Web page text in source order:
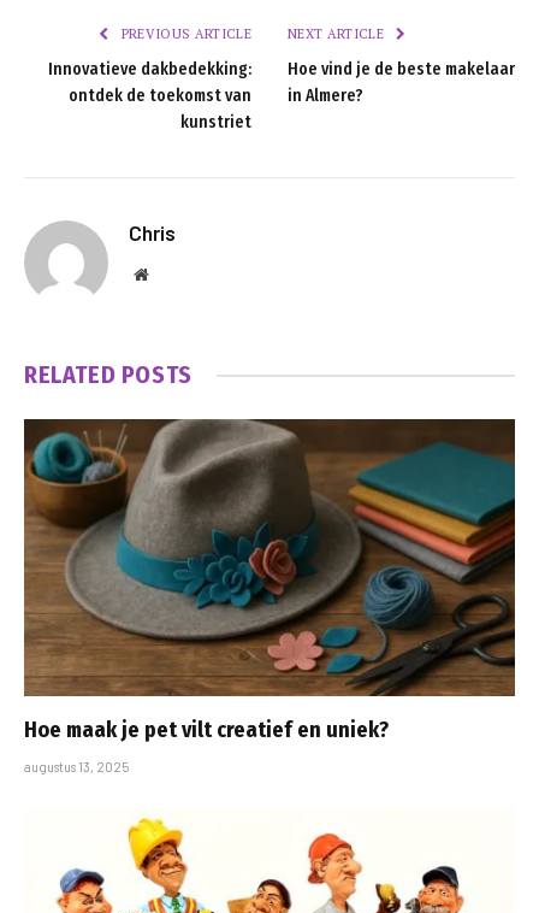
PREVIOUS ARTICLE
Innovatieve dakbedekking:
ontdek de toekomst van
kunstriet
NEXT ARTICLE
Hoe vind je de beste makelaar
in Almere?
Chris
Website
RELATED POSTS
Hoe maak je pet vilt creatief en uniek?
augustus 13, 2025